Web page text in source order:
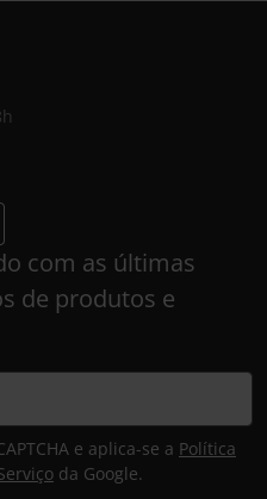
com as últimas
de produtos e
e aplica-se a Política
da Google.